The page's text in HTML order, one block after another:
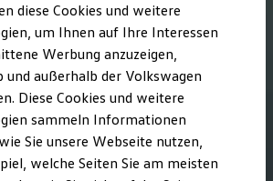
unterwegs
Zuhause
finden
Kauf
diese Cookies und weitere
um Ihnen auf Ihre Interessen
Werbung anzuzeigen,
und außerhalb der Volkswagen
Diese Cookies und weitere
sammeln Informationen
Sie unsere Webseite nutzen,
welche Seiten Sie am meisten